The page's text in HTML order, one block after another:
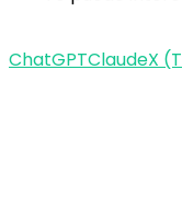
ChatGPTClaudeX